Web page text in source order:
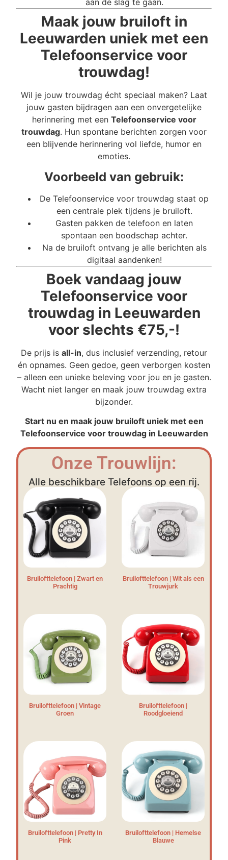
aan de slag te gaan.
Maak jouw bruiloft in
Leeuwarden uniek met een
Telefoonservice voor
trouwdag!
Wil je jouw trouwdag écht speciaal maken? Laat
jouw gasten bijdragen aan een onvergetelijke
herinnering met een Telefoonservice voor
trouwdag. Hun spontane berichten zorgen voor
een blijvende herinnering vol liefde, humor en
emoties.
Voorbeeld van gebruik:
De Telefoonservice voor trouwdag staat op
een centrale plek tijdens je bruiloft.
Gasten pakken de telefoon en laten
spontaan een boodschap achter.
Na de bruiloft ontvang je alle berichten als
digitaal aandenken!
Boek vandaag jouw
Telefoonservice voor
trouwdag in Leeuwarden
voor slechts €75,-!
De prijs is all-in, dus inclusief verzending, retour
én opnames. Geen gedoe, geen verborgen kosten
– alleen een unieke beleving voor jou en je gasten.
Wacht niet langer en maak jouw trouwdag extra
bijzonder.
Start nu en maak jouw bruiloft uniek met een
Telefoonservice voor trouwdag in Leeuwarden
Onze Trouwlijn:
Alle beschikbare Telefoons op een rij.
Bruilofttelefoon | Zwart en
Prachtig
Bruilofttelefoon | Wit als een
Trouwjurk
Bruilofttelefoon | Vintage
Groen
Bruilofttelefoon |
Roodgloeiend
Bruilofttelefoon | Pretty In
Pink
Bruilofttelefoon | Hemelse
Blauwe